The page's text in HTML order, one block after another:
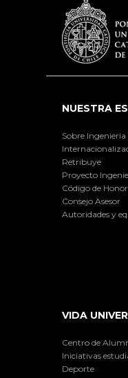
NUESTRA
Sobre Ingeniería
Retribuye
Proyecto
Código de Honor
Consejo Asesor
Autoridades y
VIDA
Centro de
Iniciativas
Deporte